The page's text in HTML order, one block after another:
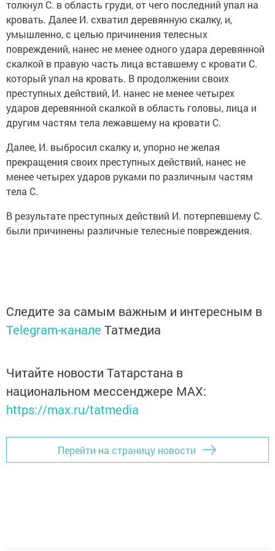
толкнул С. в область груди, от чего последний упал на
кровать. Далее И. схватил деревянную скалку, и,
умышленно, с целью причинения телесных
повреждений, нанес не менее одного удара деревянной
скалкой в правую часть лица вставшему с кровати С.
который упал на кровать. В продолжении своих
преступных действий, И. нанес не менее четырех
ударов деревянной скалкой в область головы, лица и
другим частям тела лежавшему на кровати С.
Далее, И. выбросил скалку и, упорно не желая
прекращения своих преступных действий, нанес не
менее четырех ударов руками по различным частям
тела С.
В результате преступных действий И. потерпевшему С.
были причинены различные телесные повреждения.
Следите за самым важным и интересным в
Telegram-канале Татмедиа
Читайте новости Татарстана в
национальном мессенджере MАХ:
https://max.ru/tatmedia
Перейти на страницу новости